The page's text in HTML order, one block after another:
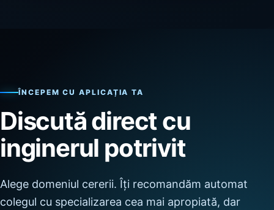
ÎNCEPEM CU APLICAȚIA TA
Discută direct cu
inginerul potrivit
Alege domeniul cererii. Îți recomandăm automat
colegul cu specializarea cea mai apropiată, dar